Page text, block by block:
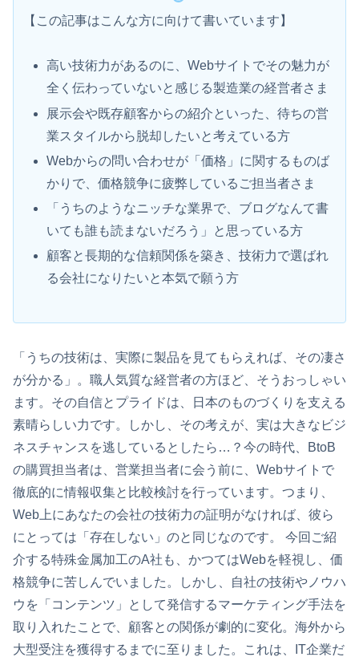
【この記事はこんな方に向けて書いています】
高い技術力があるのに、Webサイトでその魅力が
全く伝わっていないと感じる製造業の経営者さま
展示会や既存顧客からの紹介といった、待ちの営
業スタイルから脱却したいと考えている方
Webからの問い合わせが「価格」に関するものば
かりで、価格競争に疲弊しているご担当者さま
「うちのようなニッチな業界で、ブログなんて書
いても誰も読まないだろう」と思っている方
顧客と長期的な信頼関係を築き、技術力で選ばれ
る会社になりたいと本気で願う方
「うちの技術は、実際に製品を見てもらえれば、その凄さ
が分かる」。職人気質な経営者の方ほど、そうおっしゃい
ます。その自信とプライドは、日本のものづくりを支える
素晴らしい力です。しかし、その考えが、実は大きなビジ
ネスチャンスを逃しているとしたら…？今の時代、BtoB
の購買担当者は、営業担当者に会う前に、Webサイトで
徹底的に情報収集と比較検討を行っています。つまり、
Web上にあなたの会社の技術力の証明がなければ、彼ら
にとっては「存在しない」のと同じなのです。 今回ご紹
介する特殊金属加工のA社も、かつてはWebを軽視し、価
格競争に苦しんでいました。しかし、自社の技術やノウハ
ウを「コンテンツ」として発信するマーケティング手法を
取り入れたことで、顧客との関係が劇的に変化。海外から
大型受注を獲得するまでに至りました。これは、IT企業だ